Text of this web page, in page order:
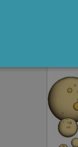
cannot be used